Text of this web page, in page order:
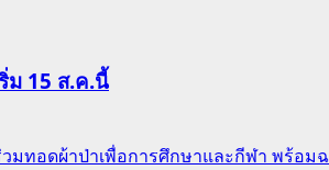
ม 15 ส.ค.นี้
มทอดผ้าป่าเพื่อการศึกษาและกีฬา พร้อ